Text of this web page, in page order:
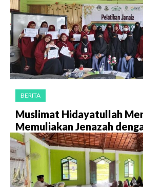
BERITA
Muslimat Hidayatullah
Memuliakan Jenazah